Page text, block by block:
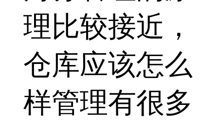
理比较接近，
仓库应该怎么
样管理有很多